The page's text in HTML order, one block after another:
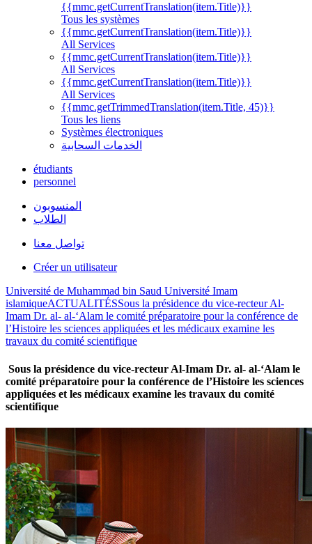
{{mmc.getCurrentTranslation(item.Title)}}
Tous les systèmes
{{mmc.getCurrentTranslation(item.Title)}}
All Services
{{mmc.getCurrentTranslation(item.Title)}}
All Services
{{mmc.getCurrentTranslation(item.Title)}}
All Services
{{mmc.getTrimmedTranslation(item.Title, 45)}}
Tous les liens
Systèmes électroniques
الخدمات السحابية
étudiants
personnel
المنسوبون
الطلاب
تواصل معنا
Créer un utilisateur
Université de Muhammad bin Saud Université Imam
islamiqueACTUALITÉSSous la présidence du vice-recteur Al-
Imam Dr. al- al-‘Alam le comité préparatoire pour la conférence de
l’Histoire les sciences appliquées et les médicaux examine les
travaux du comité scientifique
Sous la présidence du vice-recteur Al-Imam Dr. al- al-‘Alam le
comité préparatoire pour la conférence de l’Histoire les sciences
appliquées et les médicaux examine les travaux du comité
scientifique